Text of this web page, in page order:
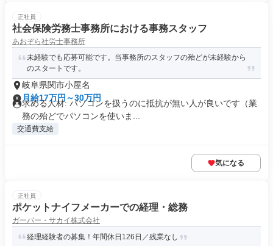
正社員
社会保険労務士事務所における事務スタッフ
あおぞら社労士事務所
未経験でも応募可能です。当事務所のスタッフの殆どが未経験から
のスタートです。
岐阜県関市小屋名
月給17万円～30万円
求める人材: パソコンを扱うのに抵抗が無い人が良いです（業
務の殆どでパソコンを使いま...
交通費支給
気になる
正社員
ポケットナイフメーカーでの経理・総務
ガーバー・サカイ株式会社
経理経験者の募集！年間休日126日／残業なし